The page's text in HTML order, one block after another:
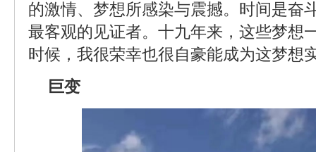
的激情、梦想所感染与震撼。时间是奋
最客观的见证者。十九年来，这些梦想
时候，我很荣幸也很自豪能成为这梦想
巨变